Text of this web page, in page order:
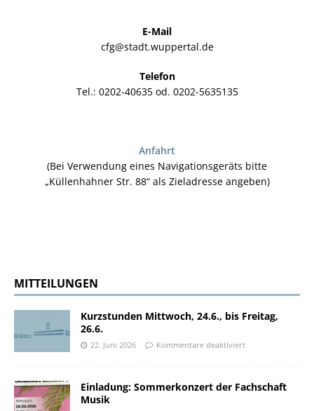
E-Mail
cfg@stadt.wuppertal.de
Telefon
Tel.: 0202-40635 od. 0202-5635135
Anfahrt
(Bei Verwendung eines Navigationsgeräts bitte
„Küllenhahner Str. 88“ als Zieladresse angeben)
MITTEILUNGEN
Kurzstunden Mittwoch, 24.6., bis Freitag,
26.6.
22. Juni 2026 Kommentare deaktiviert
Einladung: Sommerkonzert der Fachschaft
Musik